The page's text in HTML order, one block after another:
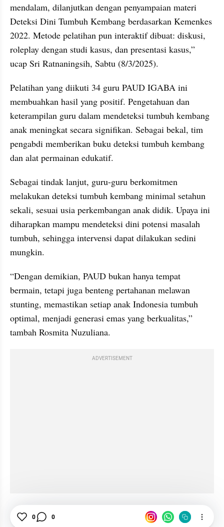
mendalam, dilanjutkan dengan penyampaian materi
Deteksi Dini Tumbuh Kembang berdasarkan Kemenkes
2022. Metode pelatihan pun interaktif dibuat: diskusi,
roleplay dengan studi kasus, dan presentasi kasus,”
ucap Sri Ratnaningsih, Sabtu (8/3/2025).
Pelatihan yang diikuti 34 guru PAUD IGABA ini
membuahkan hasil yang positif. Pengetahuan dan
keterampilan guru dalam mendeteksi tumbuh kembang
anak meningkat secara signifikan. Sebagai bekal, tim
pengabdi memberikan buku deteksi tumbuh kembang
dan alat permainan edukatif.
Sebagai tindak lanjut, guru-guru berkomitmen
melakukan deteksi tumbuh kembang minimal setahun
sekali, sesuai usia perkembangan anak didik. Upaya ini
diharapkan mampu mendeteksi dini potensi masalah
tumbuh, sehingga intervensi dapat dilakukan sedini
mungkin.
“Dengan demikian, PAUD bukan hanya tempat
bermain, tetapi juga benteng pertahanan melawan
stunting, memastikan setiap anak Indonesia tumbuh
optimal, menjadi generasi emas yang berkualitas,”
tambah Rosmita Nuzuliana.
ADVERTISEMENT
Stunting
0 0